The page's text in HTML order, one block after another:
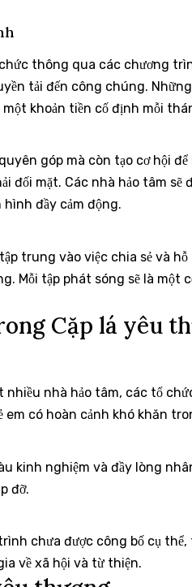
thông qua các chương
tải đến công chúng.
khoản tiền cố định mỗi
góp mà còn tạo cơ hội để
đối mặt. Các nhà hảo tâm sẽ
đầy cảm động.
trung vào việc chia sẻ và
Mỗi tập phát sóng sẽ là một
Cặp lá yêu
nhà hảo tâm, các tổ
có hoàn cảnh khó khăn
kinh nghiệm và đầy lòng
đỡ.
chưa được công bố cụ
về xã hội và từ thiện.